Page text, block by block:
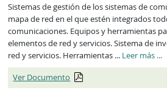
Sistemas de gestión de los sistemas de
mapa de red en el que estén integrados
comunicaciones. Equipos y herramientas
elementos de red y servicios. Sistema de
red y servicios. Herramientas ... Leer más ...
Ver Documento